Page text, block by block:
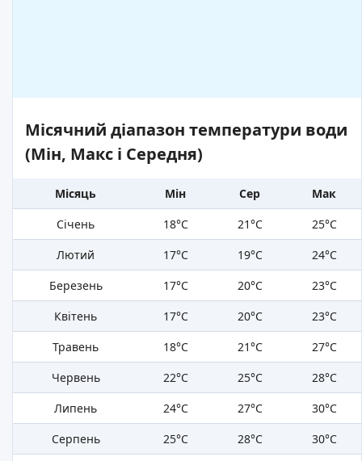
Місячний діапазон температури води
(Мін, Макс і Середня)
Місяць Мін Сер
Мак
Січень
18°C 21°C
25°C
Лютий
17°C 19°C
24°C
Березень
17°C 20°C
23°C
Квітень
17°C 20°C
23°C
Травень
18°C 21°C
27°C
Червень
22°C 25°C
28°C
Липень
24°C 27°C
30°C
Серпень
25°C 28°C
30°C